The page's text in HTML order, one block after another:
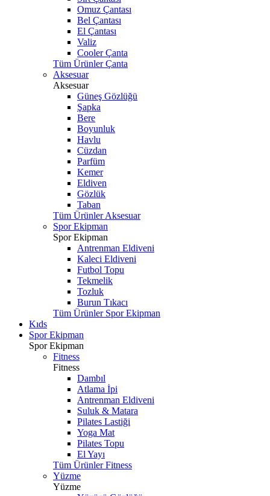
Omuz Çantası
Bel Çantası
El Çantası
Valiz
Cooler Çanta
Tüm Ürünler Çanta
Aksesuar
Aksesuar
Güneş Gözlüğü
Şapka
Bere
Boyunluk
Havlu
Cüzdan
Parfüm
Kemer
Eldiven
Gözlük
Taban
Tüm Ürünler Aksesuar
Spor Ekipman
Spor Ekipman
Antrenman Eldiveni
Kaleci Eldiveni
Futbol Topu
Tekmelik
Tozluk
Burun Tıkacı
Tüm Ürünler Spor Ekipman
Kıds
Spor Ekipman
Spor Ekipman
Fitness
Fitness
Dambıl
Atlama İpi
Antrenman Eldiveni
Suluk & Matara
Pilates Lastiği
Yoga Mat
Pilates Topu
El Yayı
Tüm Ürünler Fitness
Yüzme
Yüzme